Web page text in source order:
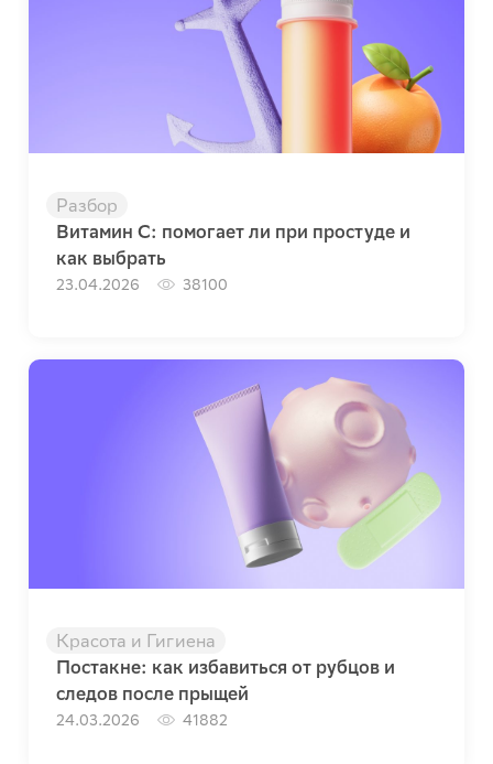
Разбор
Витамин C: помогает ли при простуде и
как выбрать
23.04.2026 38100
Красота и Гигиена
Постакне: как избавиться от рубцов и
следов после прыщей
24.03.2026 41882